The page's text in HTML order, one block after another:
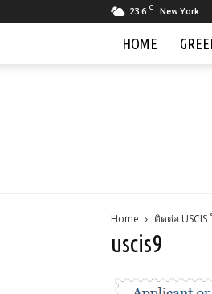
23.6 C New York
HOME
Home ติดต่อ
uscis9